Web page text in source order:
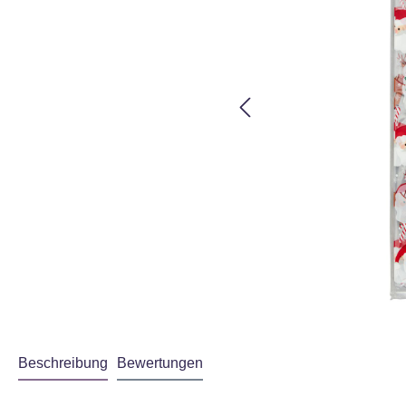
Beschreibung Bewertungen